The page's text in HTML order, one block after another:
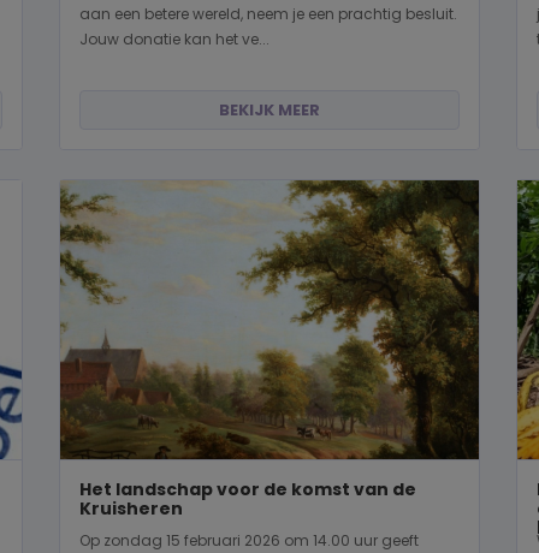
aan een betere wereld, neem je een prachtig besluit.
Jouw donatie kan het ve...
BEKIJK MEER
Het landschap voor de komst van de
Kruisheren
Op zondag 15 februari 2026 om 14.00 uur geeft